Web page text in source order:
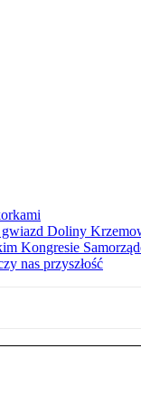
Doliny
Kongresie
nas przyszłość